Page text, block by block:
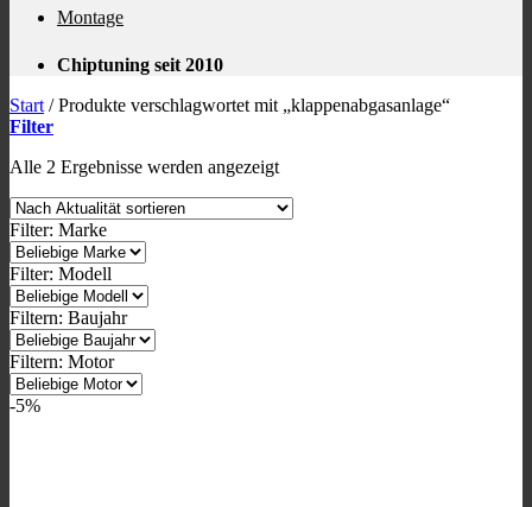
Montage
Chiptuning seit 2010
Start /Produkte verschlagwortet mit „klappenabgasanlage“
Filter
Alle 2 Ergebnisse werden angezeigtNach
sortiert
Filter: Marke
Filter: Modell
Filtern: Baujahr
Filtern: Motor
-5%